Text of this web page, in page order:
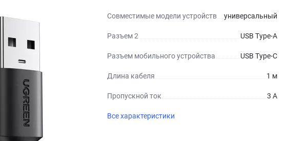
Совместимые модели устройств универсальный
Разъем 2 USB Type-A
Разъем мобильного устройства USB Type-C
Длина кабеля 1 м
Пропускной ток 3 А
Все характеристики